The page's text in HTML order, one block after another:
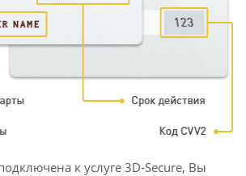
к услуге 3D-Secure, Вы